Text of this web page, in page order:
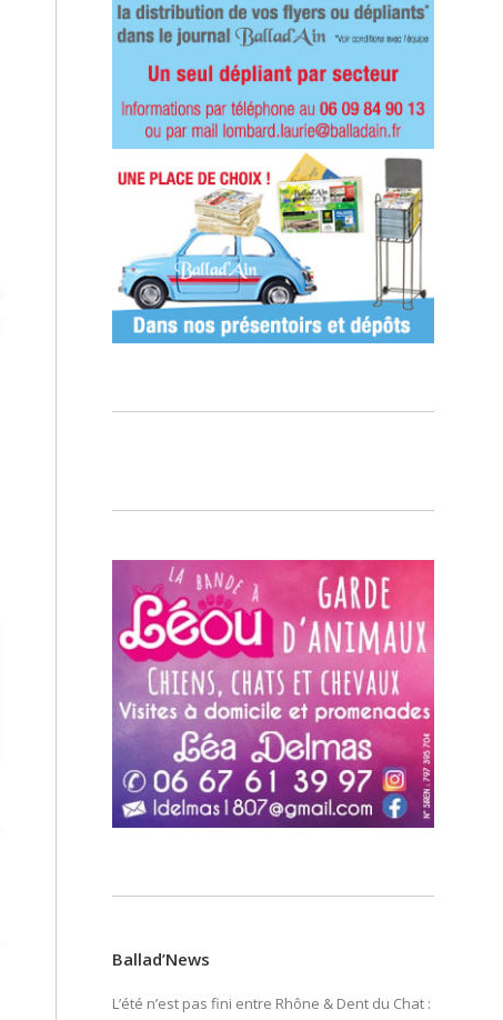
Ballad’News
L’été n’est pas fini entre Rhône & Dent du Chat :